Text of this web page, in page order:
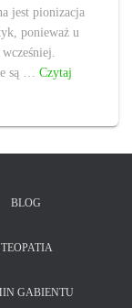
jest pionizacja
ponieważ u
są … Czytaj
BLOG
GABIENTU